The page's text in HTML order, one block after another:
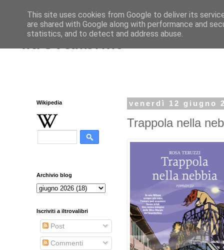
iltrovalibri.it
venerdì 12 giugno
Trappola nella
Wikipedia
Archivio blog
Iscriviti a iltrovalibri
Post
Commenti
This site uses cookies from Google to deliver its
are shared with Google along with performance and
statistics, and to detect and address abuse.